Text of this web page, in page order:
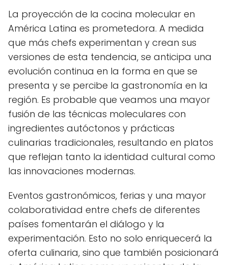
La proyección de la cocina molecular en
América Latina es prometedora. A medida
que más chefs experimentan y crean sus
versiones de esta tendencia, se anticipa una
evolución continua en la forma en que se
presenta y se percibe la gastronomía en la
región. Es probable que veamos una mayor
fusión de las técnicas moleculares con
ingredientes autóctonos y prácticas
culinarias tradicionales, resultando en platos
que reflejan tanto la identidad cultural como
las innovaciones modernas.
Eventos gastronómicos, ferias y una mayor
colaboratividad entre chefs de diferentes
países fomentarán el diálogo y la
experimentación. Esto no solo enriquecerá la
oferta culinaria, sino que también posicionará